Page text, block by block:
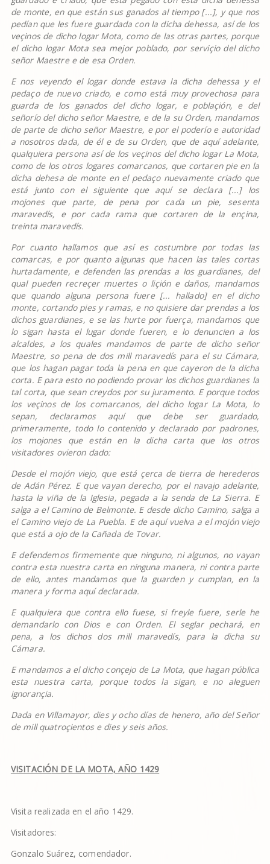
de monte, en que están sus ganados al tiempo [...], y que nos
pedían que les fuere guardada con la dicha dehessa, asíde los
veçinos de dicho logar Mota, como de las otras partes, porque
el dicho logar Mota sea mejor poblado, por serviçio del dicho
señor Maestre e de esa Orden.
E nos veyendo el logar donde estava la dicha dehessa y el
pedaço de nuevo criado, e como está muy provechosa para
guarda de los ganados del dicho logar, e poblaçión, e del
señorío del dicho señor Maestre, e de la su Orden, mandamos
de parte de dicho señor Maestre, e por el poderío e autoridad
a nosotros dada, de él e de su Orden, que de aquí adelante,
qualquiera persona asíde los veçinos del dicho logar La Mota,
como de los otros logares comarcanos, que cortaren pie en la
dicha dehesa de monte en el pedaço nuevamente criado que
está junto con el siguiente que aquí se declara [...] los
mojones que parte, de pena por cada un pie, sesenta
maravedís, e por cada rama que cortaren de la ençina,
treinta maravedís.
Por cuanto hallamos que así es costumbre por todas las
comarcas, e por quanto algunas que hacen las tales cortas
hurtadamente, e defenden las prendas a los guardianes, del
qual pueden recreçer muertes o liçión e daños, mandamos
que quando alguna persona fuere [... hallado] en el dicho
monte, cortando pies y ramas, e no quisiere dar prendas a los
dichos guardianes, e se las hurte por fuerça, mandamos que
lo sigan hasta el lugar donde fueren, e lo denuncien a los
alcaldes, a los quales mandamos de parte de dicho señor
Maestre, so pena de dos mill maravedís para el su Cámara,
que los hagan pagar toda la pena en que cayeron de la dicha
corta. E para esto no podiendo provar los dichos guardianes la
tal corta, que sean creydos por su juramento. E porque todos
los veçinos de los comarcanos, del dicho logar La Mota, lo
sepan, declaramos aquí que debe ser guardado,
primeramente, todo lo contenido y declarado por padrones,
los mojones que están en la dicha carta que los otros
visitadores ovieron dado:
Desde el mojón viejo, que está çerca de tierra de herederos
de Adán Pérez. E que vayan derecho, por el navajo adelante,
hasta la viña de la Iglesia, pegada a la senda de La Sierra. E
salga a el Camino de Belmonte. E desde dicho Camino, salga a
el Camino viejo de La Puebla. E de aquí vuelva a el mojón viejo
que está a ojo de la Cañada de Tovar.
E defendemos firmemente que ninguno, ni algunos, no vayan
contra esta nuestra carta en ninguna manera, ni contra parte
de ello, antes mandamos que la guarden y cumplan, en la
manera y forma aquídeclarada.
E qualquiera que contra ello fuese, si freyle fuere, serle he
demandarlo con Dios e con Orden. El seglar pechará, en
pena, a los dichos dos mill maravedís, para la dicha su
Cámara.
E mandamos a el dicho conçejo de La Mota, que hagan pública
esta nuestra carta, porque todos la sigan, e no aleguen
ignorançia.
Dada en Villamayor, dies y ocho días de henero, año del Señor
de mill quatroçientos e dies y seis años.
VISITACIÓN DE LA MOTA, AÑO 1429
Visita realizada en el año 1429.
Visitadores:
Gonzalo Suárez, comendador.